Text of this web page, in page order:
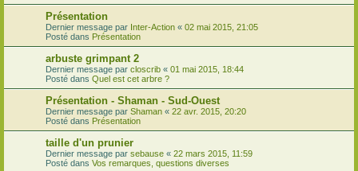
Présentation
Dernier message par Inter-Action « 02 mai 2015, 21:05
Posté dans Présentation
arbuste grimpant 2
Dernier message par closcrib « 01 mai 2015, 18:44
Posté dans Quel est cet arbre ?
Présentation - Shaman - Sud-Ouest
Dernier message par Shaman « 22 avr. 2015, 20:20
Posté dans Présentation
taille d'un prunier
Dernier message par sebause « 22 mars 2015, 11:59
Posté dans Vos remarques, questions diverses